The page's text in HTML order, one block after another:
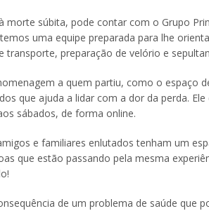
morte súbita, pode contar com o Grupo
uma equipe preparada para lhe
transporte, preparação de velório e
a quem partiu, como o espaço
que ajuda a lidar com a dor da perda.
sábados, de forma online.
e familiares enlutados tenham um
que estão passando pela mesma
de um problema de saúde que